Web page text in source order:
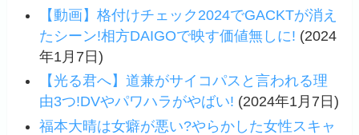
【動画】格付けチェック2024でGACKTが消え
たシーン!相方DAIGOで映す価値無しに! (2024
年1月7日)
【光る君へ】道兼がサイコパスと言われる理
由3つ!DVやパワハラがやばい! (2024年1月7日)
福本大晴は女癖が悪い?やらかした女性スキャ